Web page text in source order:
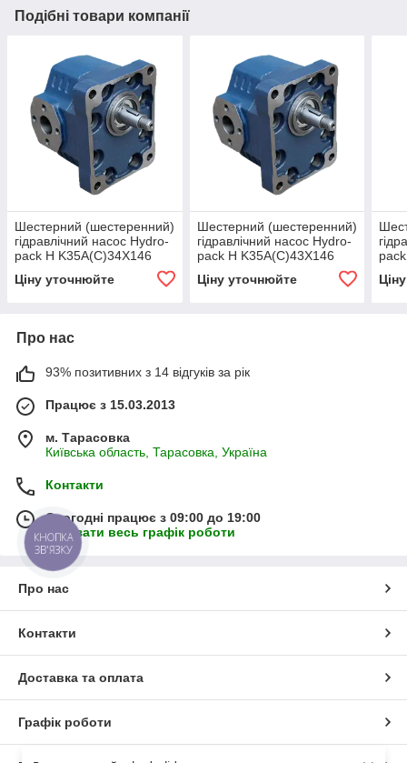
Подібні товари компанії
Шестерний (шестеренний)
гідравлічний насос Hydro-
pack H K35A(C)34X146
Ціну уточнюйте
Шестерний (шестеренний)
гідравлічний насос Hydro-
pack H K35A(C)43X146
Ціну уточнюйте
Про нас
93% позитивних з 14 відгуків за рік
Працює з 15.03.2013
м. Тарасовка
Київська область, Тарасовка, Україна
Контакти
Сьогодні працює з 09:00 до 19:00
Показати весь графік роботи
Про нас
Контакти
Доставка та оплата
Графік роботи
КНОПКА
ЗВ'ЯЗКУ